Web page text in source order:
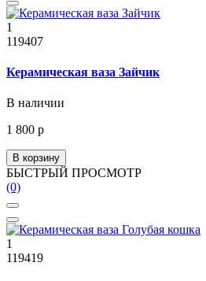
1
119407
Керамическая ваза Зайчик
В наличии
1 800 р
В корзину
БЫСТРЫЙ ПРОСМОТР
(0)
1
119419